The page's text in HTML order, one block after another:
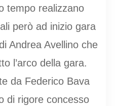
tempo realizzano
però ad inizio gara
Andrea Avellino che
l’arco della gara.
da Federico Bava
di rigore concesso